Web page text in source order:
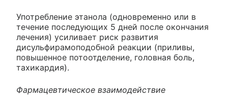
Употребление этанола (одновременно или в
течение последующих 5 дней после окончания
лечения) усиливает риск развития
дисульфирамоподобной реакции (приливы,
повышенное потоотделение, головная боль,
тахикардия).
Фармацевтическое взаимодействие